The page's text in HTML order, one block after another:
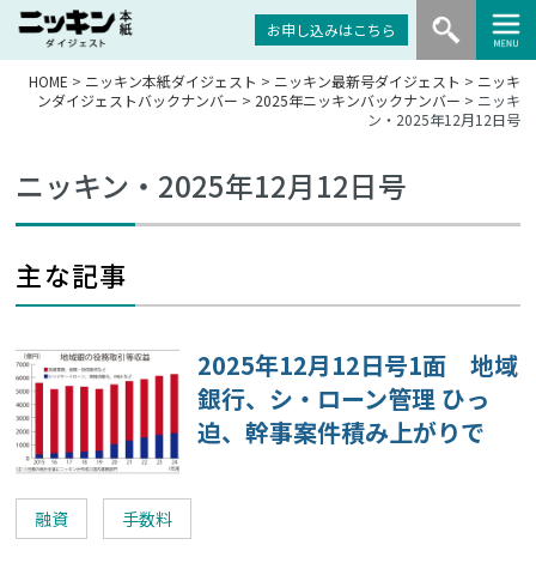
お申し込みはこちら
HOME > ニッキン本紙ダイジェスト > ニッキン最新号ダイジェスト > ニッキ
ンダイジェストバックナンバー > 2025年ニッキンバックナンバー > ニッキ
ン・2025年12月12日号
ニッキン・2025年12月12日号
主な記事
2025年12月12日号1面 地域
銀行、シ・ローン管理 ひっ
迫、幹事案件積み上がりで
融資 手数料